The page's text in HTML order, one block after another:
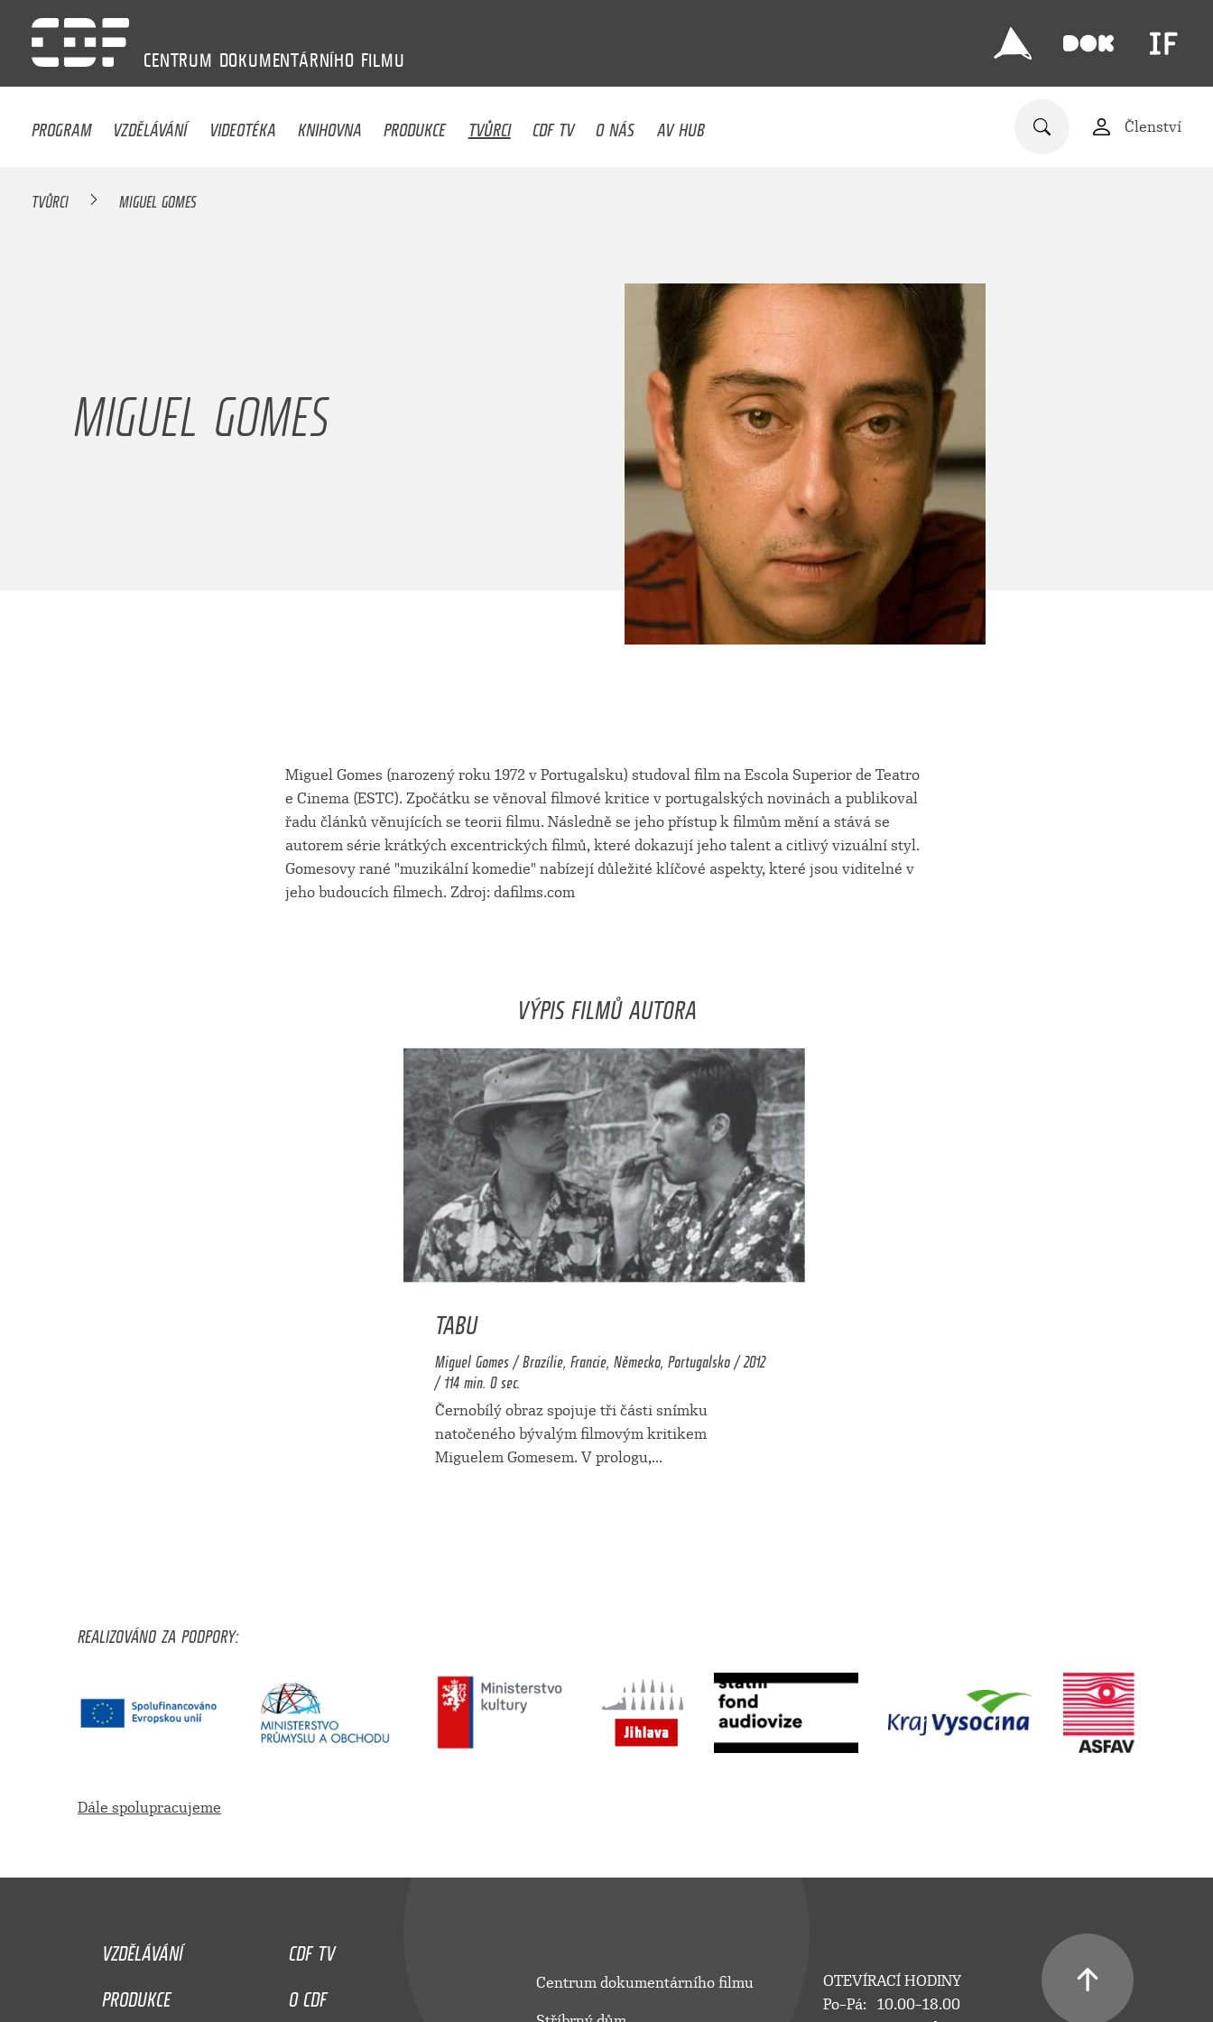
CENTRUM DOKUMENTÁRNÍHO FILMU
PROGRAM VZDĚLÁVÁNÍ VIDEOTÉKA KNIHOVNA PRODUKCE TVŮRCI CDF TV O NÁS AV HUB Členství
TVŮRCI MIGUEL GOMES
MIGUEL GOMES
Miguel Gomes (narozený roku 1972 v Portugalsku) studoval film na Escola Superior de Teatro
e Cinema (ESTC). Zpočátku se věnoval filmové kritice v portugalských novinách a publikoval
řadu článků věnujících se teorii filmu. Následně se jeho přístup k filmům mění a stává se
autorem série krátkých excentrických filmů, které dokazují jeho talent a citlivý vizuální styl.
Gomesovy rané "muzikální komedie" nabízejí důležité klíčové aspekty, které jsou viditelné v
jeho budoucích filmech. Zdroj: dafilms.com
VÝPIS FILMŮ AUTORA
TABU
Miguel Gomes / Brazílie, Francie, Německo, Portugalsko / 2012
/ 114 min. 0 sec.
Černobílý obraz spojuje tři části snímku
natočeného bývalým filmovým kritikem
Miguelem Gomesem. V prologu,...
REALIZOVÁNO ZA PODPORY:
Dále spolupracujeme
VZDĚLÁVÁNÍ
CDF TV
PRODUKCE
O CDF Centrum dokumentárního filmu
OTEVÍRACÍ HODINY
Po–Pá:
10.00–18.00